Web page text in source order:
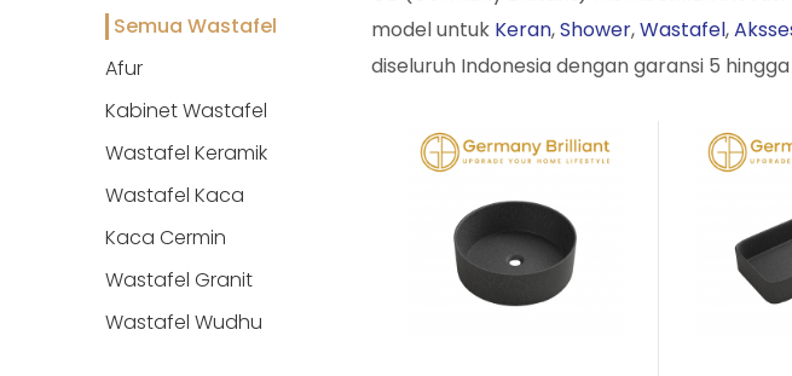
Semua Wastafel
Afur
Kabinet Wastafel
Wastafel Keramik
Wastafel Kaca
Kaca Cermin
Wastafel Granit
Wastafel Wudhu
model untuk Keran,Shower,Wastafel,
diseluruh Indonesia dengan garansi 5